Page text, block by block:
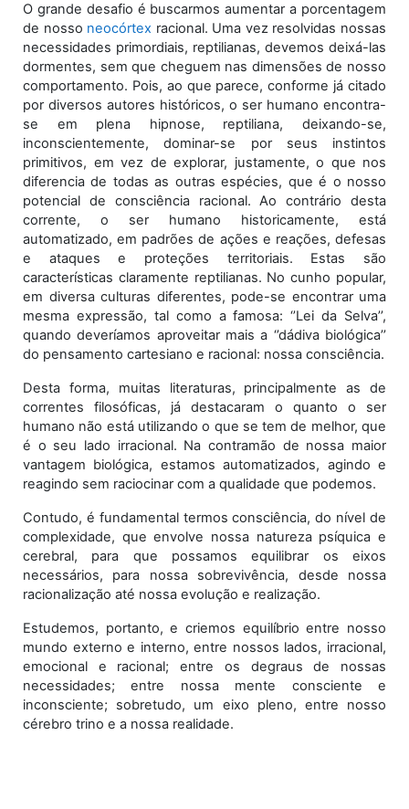
O grande desafio é buscarmos aumentar a porcentagem
de nosso neocórtex racional. Uma vez resolvidas nossas
necessidades primordiais, reptilianas, devemos deixá-las
dormentes, sem que cheguem nas dimensões de nosso
comportamento. Pois, ao que parece, conforme já citado
por diversos autores históricos, o ser humano encontra-
se em plena hipnose, reptiliana, deixando-se,
inconscientemente, dominar-se por seus instintos
primitivos, em vez de explorar, justamente, o que nos
diferencia de todas as outras espécies, que é o nosso
potencial de consciência racional. Ao contrário desta
corrente, o ser humano historicamente, está
automatizado, em padrões de ações e reações, defesas
e ataques e proteções territoriais. Estas são
características claramente reptilianas. No cunho popular,
em diversa culturas diferentes, pode-se encontrar uma
mesma expressão, tal como a famosa: ‘’Lei da Selva’’,
quando deveríamos aproveitar mais a ‘’dádiva biológica’’
do pensamento cartesiano e racional: nossa consciência.
Desta forma, muitas literaturas, principalmente as de
correntes filosóficas, já destacaram o quanto o ser
humano não está utilizando o que se tem de melhor, que
é o seu lado irracional. Na contramão de nossa maior
vantagem biológica, estamos automatizados, agindo e
reagindo sem raciocinar com a qualidade que podemos.
Contudo, é fundamental termos consciência, do nível de
complexidade, que envolve nossa natureza psíquica e
cerebral, para que possamos equilibrar os eixos
necessários, para nossa sobrevivência, desde nossa
racionalização até nossa evolução e realização.
Estudemos, portanto, e criemos equilíbrio entre nosso
mundo externo e interno, entre nossos lados, irracional,
emocional e racional; entre os degraus de nossas
necessidades; entre nossa mente consciente e
inconsciente; sobretudo, um eixo pleno, entre nosso
cérebro trino e a nossa realidade.